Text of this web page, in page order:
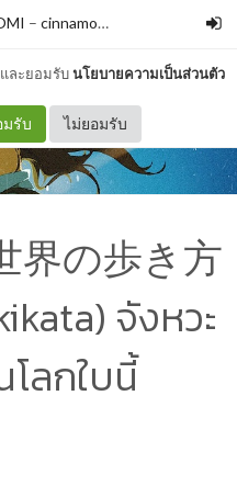
ละยอมรับนโยบายความเป็นส่วนตัว
มรับ ไม่ยอมรับ
– cinnamon_roll
界の歩き方
จังหวะ
ลกใบนี้